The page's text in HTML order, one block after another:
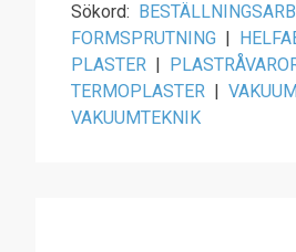
Sökord:
FORMSPRUTNING |
PLASTER |
TERMOPLASTER |
VAKUUMTEKNIK